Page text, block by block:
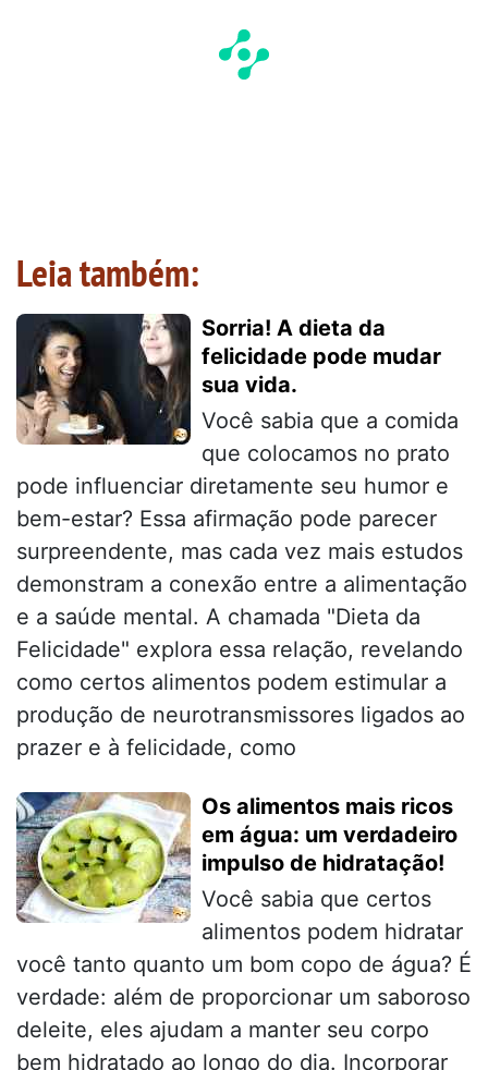
Leia também:
Sorria! A dieta da
felicidade pode mudar
sua vida.
Você sabia que a comida
que colocamos no prato
pode influenciar diretamente seu humor e
bem-estar? Essa afirmação pode parecer
surpreendente, mas cada vez mais estudos
demonstram a conexão entre a alimentação
e a saúde mental. A chamada "Dieta da
Felicidade" explora essa relação, revelando
como certos alimentos podem estimular a
produção de neurotransmissores ligados ao
prazer e à felicidade, como
Os alimentos mais ricos
em água: um verdadeiro
impulso de hidratação!
Você sabia que certos
alimentos podem hidratar
você tanto quanto um bom copo de água? É
verdade: além de proporcionar um saboroso
deleite, eles ajudam a manter seu corpo
bem hidratado ao longo do dia. Incorporar